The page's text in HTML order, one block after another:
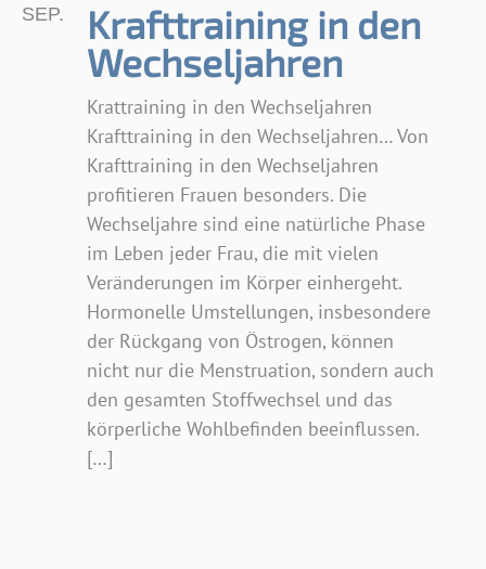
Krafttraining in den
Wechseljahren
Krattraining in den Wechseljahren
Krafttraining in den Wechseljahren… Von
Krafttraining in den Wechseljahren
profitieren Frauen besonders. Die
Wechseljahre sind eine natürliche Phase
im Leben jeder Frau, die mit vielen
Veränderungen im Körper einhergeht.
Hormonelle Umstellungen, insbesondere
der Rückgang von Östrogen, können
nicht nur die Menstruation, sondern auch
den gesamten Stoffwechsel und das
körperliche Wohlbefinden beeinflussen.
[…]
SEP.